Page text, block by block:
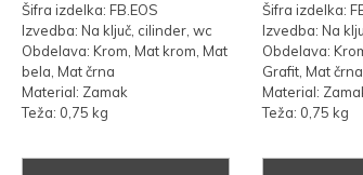
Šifra izdelka: FB.EOS
Izvedba: Na ključ, cilinder, wc
Obdelava: Krom, Mat krom, Mat
bela, Mat črna
Material: Zamak
Teža: 0,75 kg
Šifra izdelka:
Izvedba: Na
Obdelava:
Grafit, Mat črna
Material:
Teža: 0,75 kg